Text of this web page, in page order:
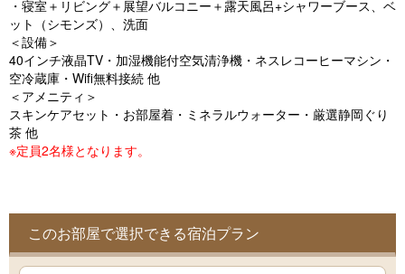
s
・寝室＋リビング＋展望バルコニー＋露天風呂+シャワーブース、ベ
ット（シモンズ）、洗面
＜設備＞
40インチ液晶TV・加湿機能付空気清浄機・ネスレコーヒーマシン・
空冷蔵庫・Wifi無料接続 他
＜アメニティ＞
スキンケアセット・お部屋着・ミネラルウォーター・厳選静岡ぐり
茶 他
※定員2名様となります。
このお部屋で選択できる宿泊プラン